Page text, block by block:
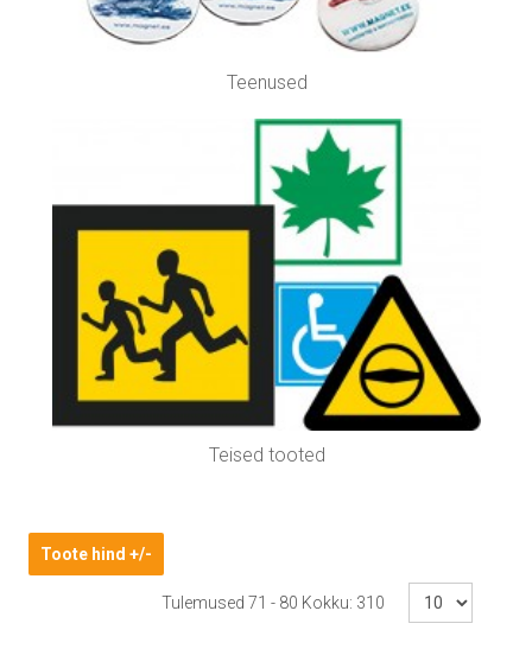
Teenused
Teised tooted
Toote hind +/-
Tulemused 71 - 80 Kokku: 310